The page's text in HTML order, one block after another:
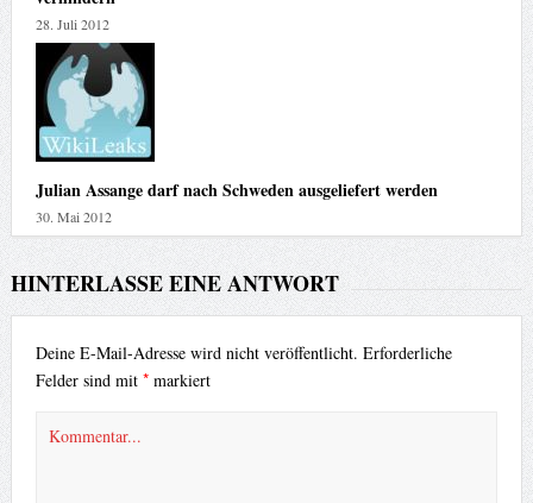
28. Juli 2012
Julian Assange darf nach Schweden ausgeliefert werden
30. Mai 2012
HINTERLASSE EINE ANTWORT
Deine E-Mail-Adresse wird nicht veröffentlicht. Erforderliche
Felder sind mit *markiert